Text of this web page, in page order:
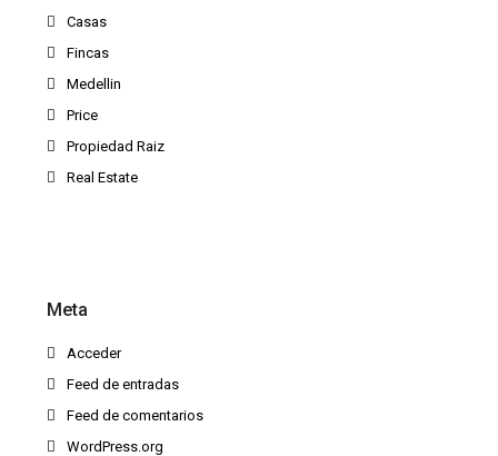
Casas
Fincas
Medellin
Price
Propiedad Raiz
Real Estate
Meta
Acceder
Feed de entradas
Feed de comentarios
WordPress.org